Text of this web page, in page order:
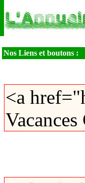
Nos Liens et boutons :